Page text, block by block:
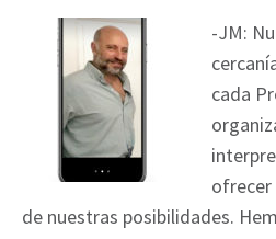
-JM:
cada
ofrecer
de nuestras posibilidades.